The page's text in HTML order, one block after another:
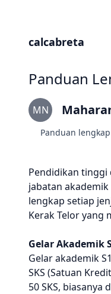
calcabreta
Panduan
MN
Panduan
Pendidikan tinggi
jabatan
lengkap setiap
Kerak Telor yang
Gelar Akademik
Gelar akademik
SKS (Satuan
50 SKS,